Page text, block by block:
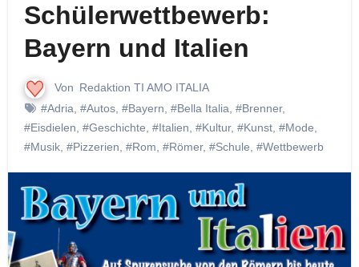
Schülerwettbewerb:
Bayern und Italien
Von Redaktion TI AMO ITALIA
#Adria #Autos, #Bayern #Bella Italia #Brenner,
#Eisdielen #Geschichte #Italien #Kultur, #Kunst, #Mode
#Musik, #Pizzerien #Rom #Römer, #Schule #Wettbewerb